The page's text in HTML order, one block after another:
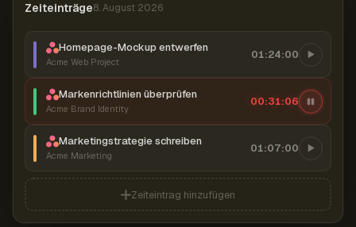
Zeiteinträge8. August 2026
Homepage-Mockup entwerfen
Acme Web Project
01:24:00
Markenrichtlinien überprüfen
Acme Brand Identity
00:31:07
Marketingstrategie schreiben
Acme Marketing
01:07:00
Zeiteintrag hinzufügen